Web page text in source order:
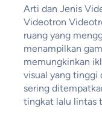
Arti dan Jenis
Videotron
ruang yang
menampilkan
memungkinkan
visual yang tinggi
sering
tingkat lalu lintas